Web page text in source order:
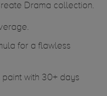
Drama collection.
for a flawless
with 30+ days